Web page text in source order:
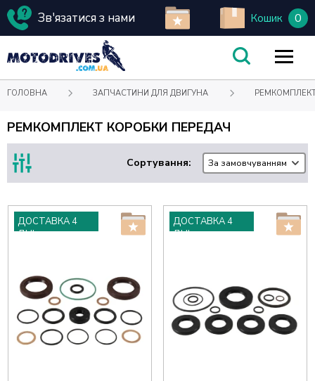
Зв'язатися з нами Кошик 0
ГОЛОВНА ЗАПЧАСТИНИ ДЛЯ ДВИГУНА
РЕМКОМПЛЕКТ КОРОБКИ ПЕРЕДАЧ
Сортування: За замовчуванням
ДОСТАВКА 4
ДНІ
ДОСТАВКА 4
ДНІ